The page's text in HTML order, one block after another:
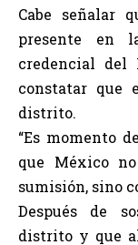
Cabe señalar
presente en
credencial del
constatar que
distrito.
“Es momento
que México
sumisión, sino
Después de
distrito y que